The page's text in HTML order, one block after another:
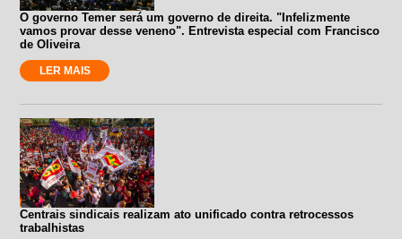
O governo Temer será um governo de direita. "Infelizmente
vamos provar desse veneno". Entrevista especial com Francisco
de Oliveira
LER MAIS
Centrais sindicais realizam ato unificado contra retrocessos
trabalhistas